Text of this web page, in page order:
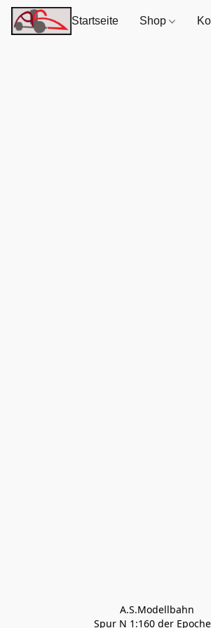
Startseite Shop
A.S.Modellbahn
Spur N 1:160 der